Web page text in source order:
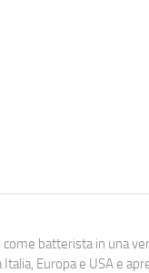
batterista in una
Europa e USA e